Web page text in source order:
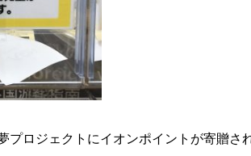
プロジェクトにイオンポイントが寄贈さ